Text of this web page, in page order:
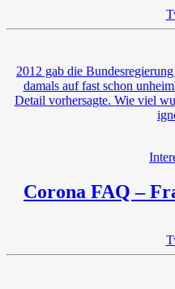
2012 gab die
damals auf fast schon
Detail vorhersagte. Wie viel
Corona FAQ –